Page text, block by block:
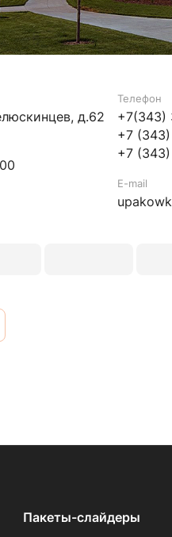
д.62
Телефон
+7(343)
+7
+7
E-mail
Пакеты-слайдеры